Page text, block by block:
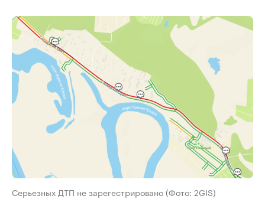
Серьезных ДТП не зарегестрировано (Фото: 2GIS)